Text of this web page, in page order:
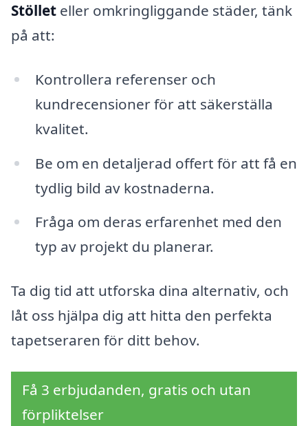
Stöllet eller omkringliggande städer, tänk
på att:
Kontrollera referenser och
kundrecensioner för att säkerställa
kvalitet.
Be om en detaljerad offert för att få en
tydlig bild av kostnaderna.
Fråga om deras erfarenhet med den
typ av projekt du planerar.
Ta dig tid att utforska dina alternativ, och
låt oss hjälpa dig att hitta den perfekta
tapetseraren för ditt behov.
Få 3 erbjudanden, gratis och utan
förpliktelser